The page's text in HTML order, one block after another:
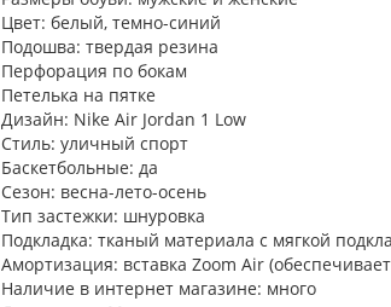
Цвет: белый, темно-синий
Подошва: твердая резина
Перфорация по бокам
Петелька на пятке
Дизайн: Nike Air Jordan 1 Low
Стиль: уличный спорт
Баскетбольные: да
Сезон: весна-лето-осень
Тип застежки: шнуровка
Подкладка: тканый материала с мягкой
Амортизация: вставка Zoom Air
Наличие в интернет магазине: много